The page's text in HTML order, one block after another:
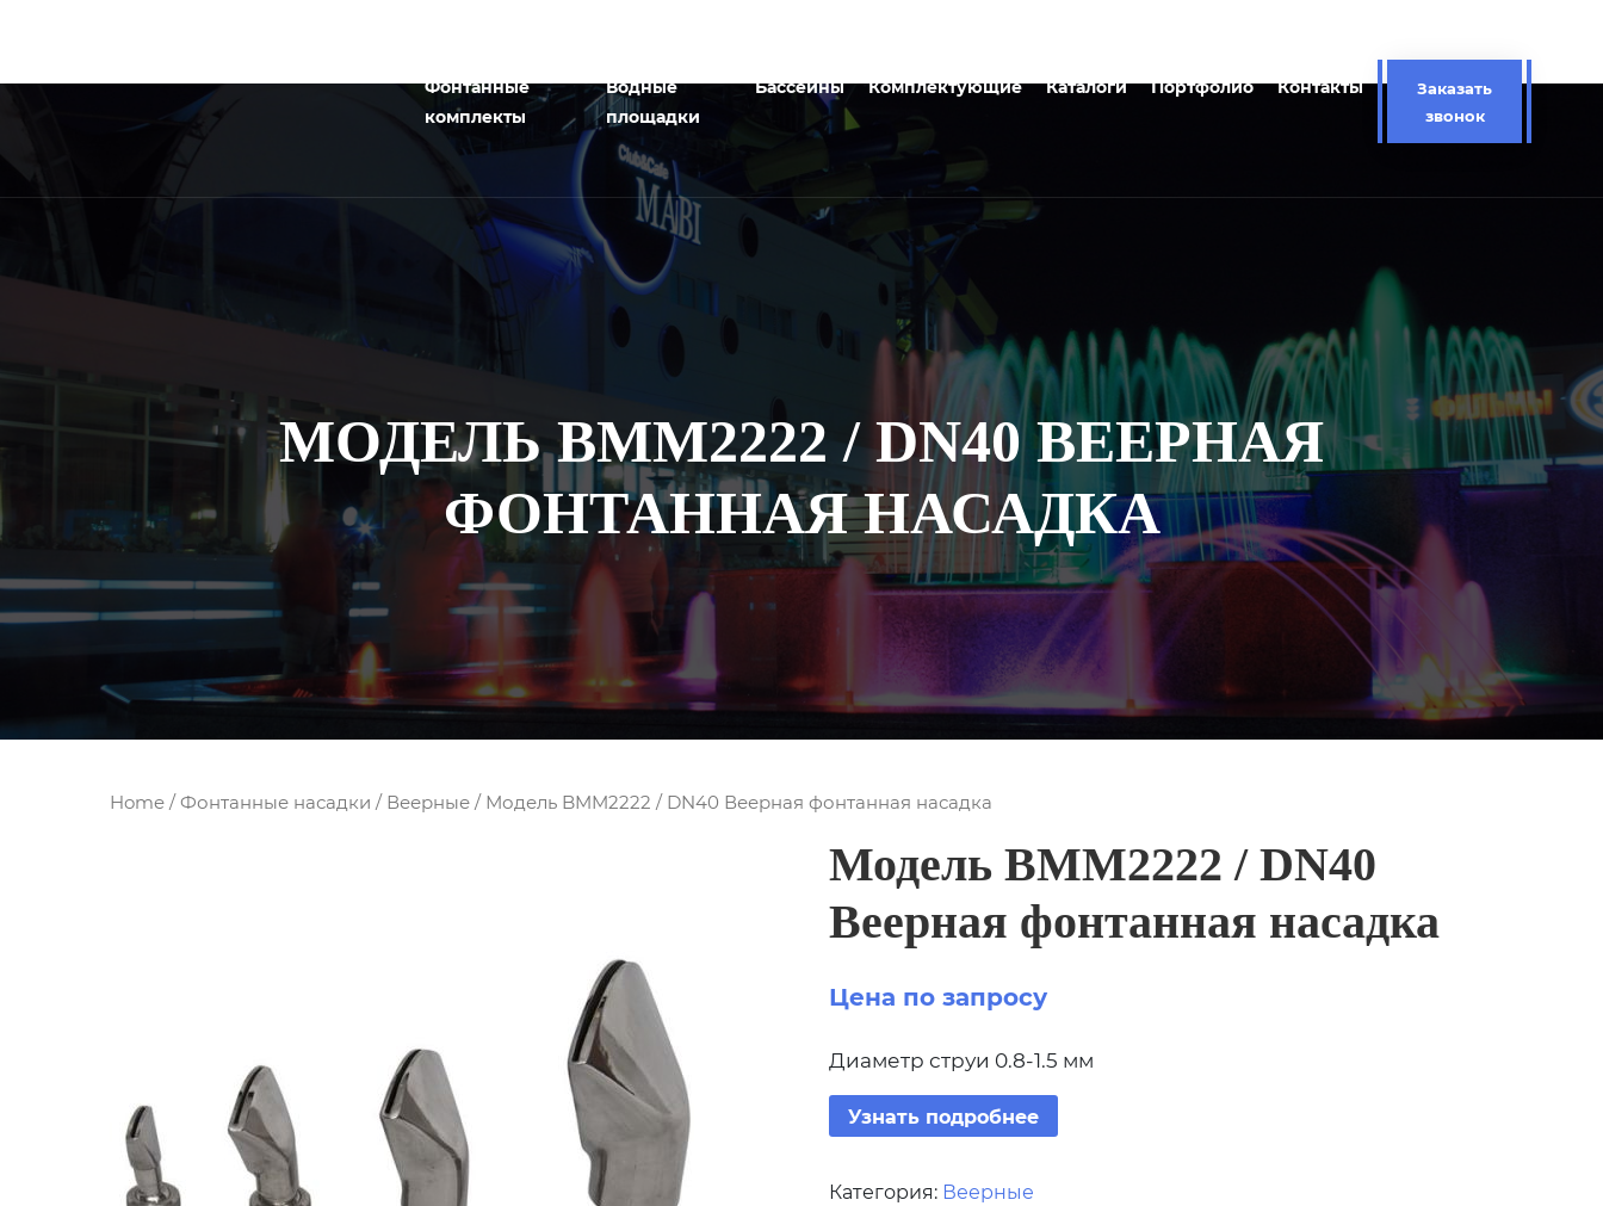
Фонтанные
комплекты
Водные
площадки
Бассейны Комплектующие Каталоги Портфолио Контакты
Заказать
звонок
МОДЕЛЬ BMM2222 / DN40 ВЕЕРНАЯ
ФОНТАННАЯ НАСАДКА
Home/Фонтанные насадки / Веерные/ Модель BMM2222 / DN40 Веерная фонтанная насадка
Модель BMM2222 / DN40
Веерная фонтанная насадка
Цена по запросу
Диаметр струи 0.8-1.5 мм
Узнать подробнее
Категория: Веерные